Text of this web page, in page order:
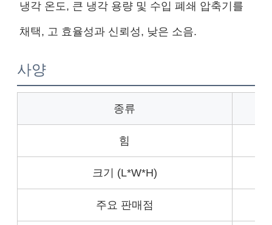
냉각 온도, 큰 냉각 용량 및 수입 폐쇄 압축기를
채택, 고 효율성과 신뢰성, 낮은 소음.
사양
종류
힘
크기 (L*W*H)
주요 판매점